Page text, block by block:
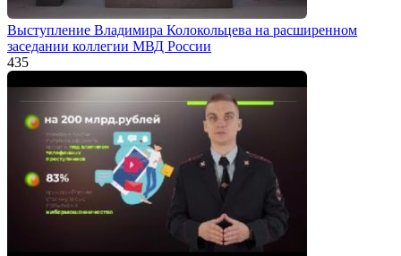
Выступление Владимира Колокольцева на расширенном
заседании коллегии МВД России
435